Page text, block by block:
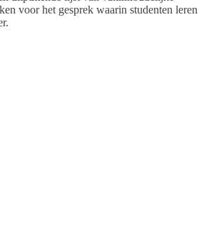
voor het gesprek waarin studenten leren